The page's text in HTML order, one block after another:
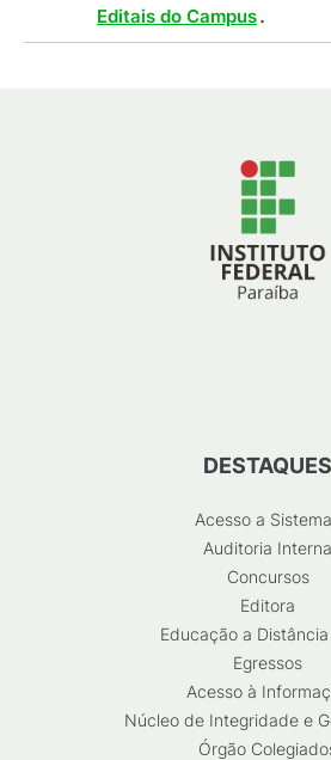
Editais do Campus.
DESTAQUES
Acesso a
Auditoria Interna
Concursos
Editora
Educação a Distância
Egressos
Acesso à
Núcleo de Integridade e
Órgão